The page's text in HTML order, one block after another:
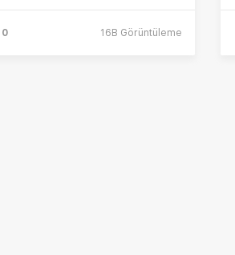
0 16B Görüntüleme